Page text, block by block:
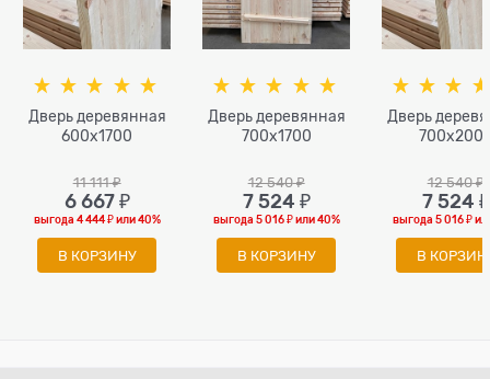
Дверь деревянная
600х1700
11 111 ₽
6 667 ₽
выгода 4 444 ₽или40%
В КОРЗИНУ
Дверь деревянная
700х1700
12 540 ₽
7 524 ₽
выгода 5 016 ₽или40%
В КОРЗИНУ
Дверь
12 540 ₽
7 524 ₽
выгода 5 016 ₽
В